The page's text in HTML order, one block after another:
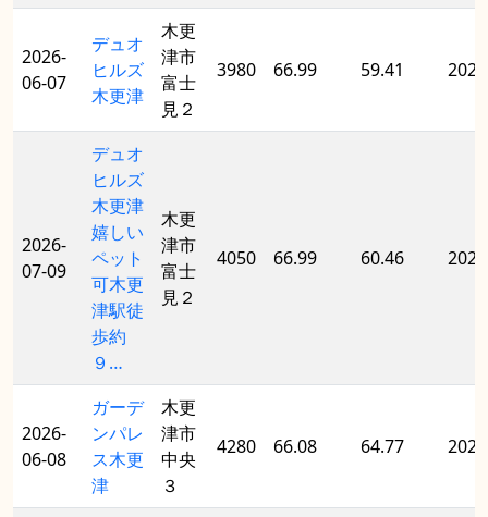
2026-
06-07
デュオ
ヒルズ
木更津
木更
津市
富士
見２
3980 66.99 59.41 2020
2026-
07-09
デュオ
ヒルズ
木更津
嬉しい
ペット
可木更
津駅徒
歩約
９…
木更
津市
富士
見２
4050 66.99 60.46 2020
2026-
06-08
ガーデ
ンパレ
ス木更
津
木更
津市
中央
３
4280 66.08 64.77 2022